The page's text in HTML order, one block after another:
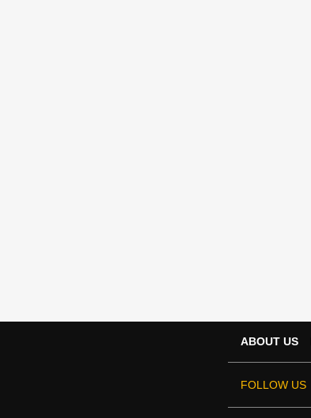
ABOUT US
FOLLOW US